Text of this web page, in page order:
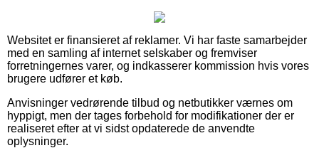
Websitet er finansieret af reklamer. Vi har faste samarbejder
med en samling af internet selskaber og fremviser
forretningernes varer, og indkasserer kommission hvis vores
brugere udfører et køb.
Anvisninger vedrørende tilbud og netbutikker værnes om
hyppigt, men der tages forbehold for modifikationer der er
realiseret efter at vi sidst opdaterede de anvendte
oplysninger.